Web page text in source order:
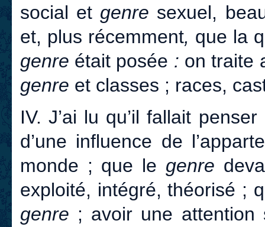
social et genre sexuel,
et, plus récemment, que la
genre était posée : on traite
genre et classes ; races,
IV. J’ai lu qu’il fallait
d’une influence de
monde ; que le genre
exploité, intégré, théorisé ;
genre ; avoir une attention